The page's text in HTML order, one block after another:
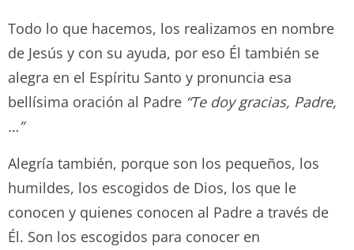
Todo lo que hacemos, los realizamos en nombre
de Jesús y con su ayuda, por eso Él también se
alegra en el Espíritu Santo y pronuncia esa
bellísima oración al Padre “Te doy gracias, Padre,
…”
Alegría también, porque son los pequeños, los
humildes, los escogidos de Dios, los que le
conocen y quienes conocen al Padre a través de
Él. Son los escogidos para conocer en